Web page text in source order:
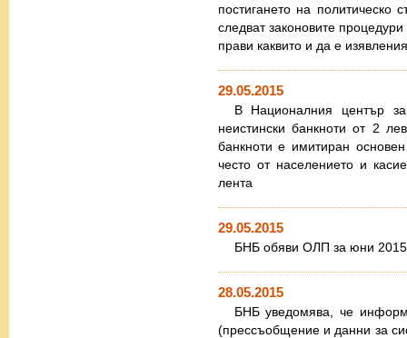
постигането на политическо
следват законовите
прави каквито и да е
29.05.2015
В Националния център
неистински банкноти от 2
банкноти e имитиран
често от населението и
лента
29.05.2015
БНБ обяви ОЛП за юни 2015
28.05.2015
БНБ уведомява, че
(прессъобщение и данни за